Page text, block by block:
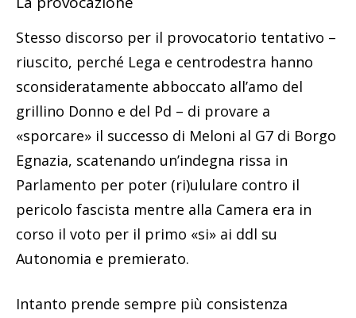
Stesso discorso per il provocatorio tentativo –
riuscito, perché Lega e centrodestra hanno
sconsideratamente abboccato all’amo del
grillino Donno e del Pd – di provare a
«sporcare» il successo di Meloni al G7 di Borgo
Egnazia, scatenando un’indegna rissa in
Parlamento per poter (ri)ululare contro il
pericolo fascista mentre alla Camera era in
corso il voto per il primo «si» ai ddl su
Autonomia e premierato.
Intanto prende sempre più consistenza